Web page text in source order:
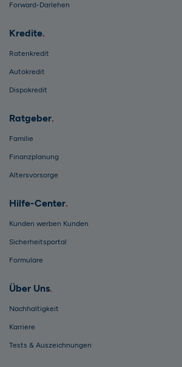
Forward-Darlehen
Kredite
Ratenkredit
Autokredit
Dispokredit
Ratgeber
Familie
Finanzplanung
Altersvorsorge
Hilfe-Center
Kunden werben Kunden
Sicherheitsportal
Formulare
Über Uns
Nachhaltigkeit
Karriere
Tests & Auszeichnungen